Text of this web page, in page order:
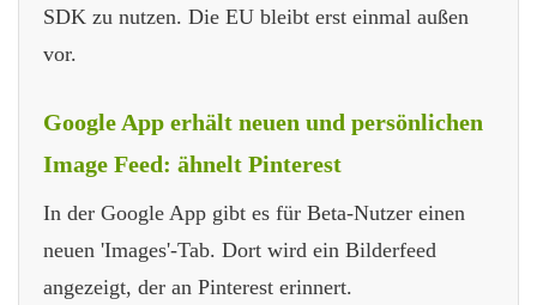
SDK zu nutzen. Die EU bleibt erst einmal außen
vor.
Google App erhält neuen und persönlichen
Image Feed: ähnelt Pinterest
In der Google App gibt es für Beta-Nutzer einen
neuen 'Images'-Tab. Dort wird ein Bilderfeed
angezeigt, der an Pinterest erinnert.